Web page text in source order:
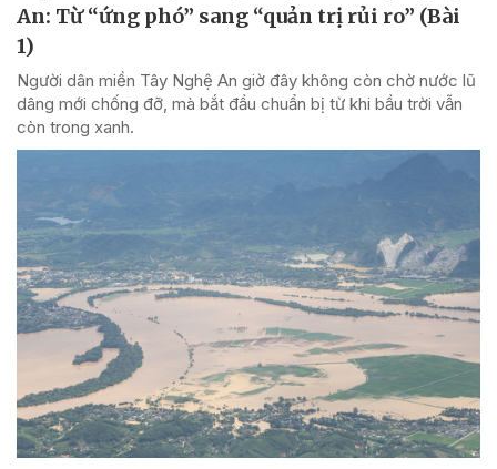
An: Từ “ứng phó” sang “quản trị rủi ro” (Bài
1)
Người dân miền Tây Nghệ An giờ đây không còn chờ nước lũ
dâng mới chống đỡ, mà bắt đầu chuẩn bị từ khi bầu trời vẫn
còn trong xanh.